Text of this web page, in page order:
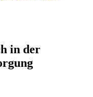
in der